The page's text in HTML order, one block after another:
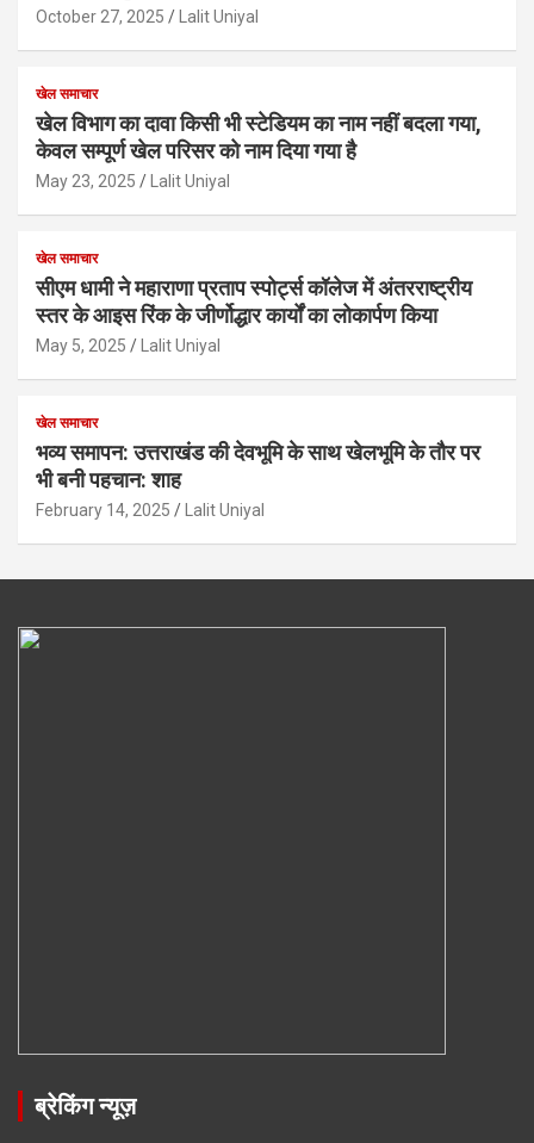
October 27, 2025 Lalit Uniyal
खेल समाचार
खेल विभाग का दावा किसी भी स्टेडियम का नाम नहीं बदला गया,
केवल सम्पूर्ण खेल परिसर को नाम दिया गया है
May 23, 2025 Lalit Uniyal
खेल समाचार
सीएम धामी ने महाराणा प्रताप स्पोर्ट्स कॉलेज में अंतरराष्ट्रीय
स्तर के आइस रिंक के जीर्णोद्धार कार्यों का लोकार्पण किया
May 5, 2025 Lalit Uniyal
खेल समाचार
भव्य समापन: उत्तराखंड की देवभूमि के साथ खेलभूमि के तौर पर
भी बनी पहचान: शाह
February 14, 2025 Lalit Uniyal
ब्रेकिंग न्यूज़